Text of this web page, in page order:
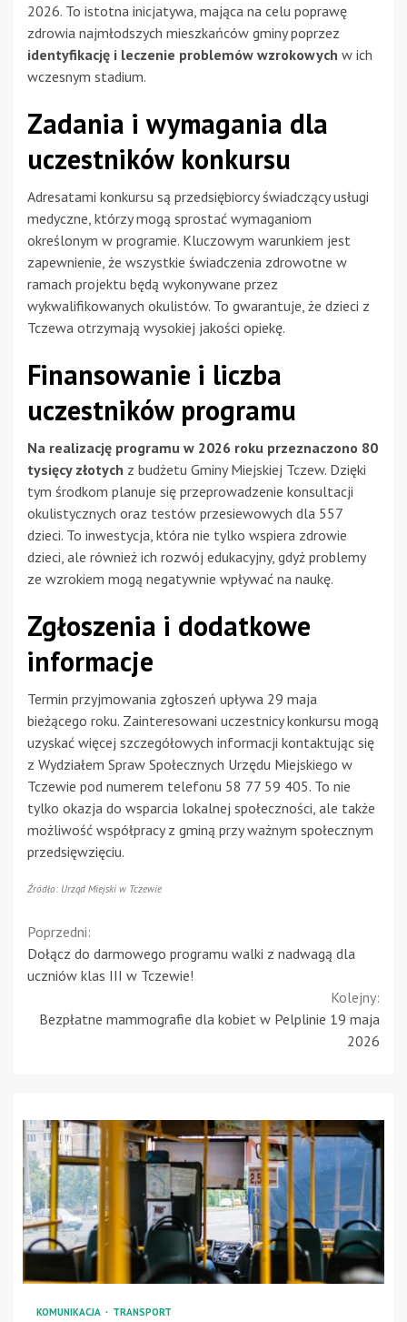
2026. To istotna inicjatywa, mająca na celu poprawę
zdrowia najmłodszych mieszkańców gminy poprzez
identyfikację i leczenie problemów wzrokowych w ich
wczesnym stadium.
Zadania i wymagania dla
uczestników konkursu
Adresatami konkursu są przedsiębiorcy świadczący usługi
medyczne, którzy mogą sprostać wymaganiom
określonym w programie. Kluczowym warunkiem jest
zapewnienie, że wszystkie świadczenia zdrowotne w
ramach projektu będą wykonywane przez
wykwalifikowanych okulistów. To gwarantuje, że dzieci z
Tczewa otrzymają wysokiej jakości opiekę.
Finansowanie i liczba
uczestników programu
Na realizację programu w 2026 roku przeznaczono 80
tysięcy złotych z budżetu Gminy Miejskiej Tczew. Dzięki
tym środkom planuje się przeprowadzenie konsultacji
okulistycznych oraz testów przesiewowych dla 557
dzieci. To inwestycja, która nie tylko wspiera zdrowie
dzieci, ale również ich rozwój edukacyjny, gdyż problemy
ze wzrokiem mogą negatywnie wpływać na naukę.
Zgłoszenia i dodatkowe
informacje
Termin przyjmowania zgłoszeń upływa 29 maja
bieżącego roku. Zainteresowani uczestnicy konkursu mogą
uzyskać więcej szczegółowych informacji kontaktując się
z Wydziałem Spraw Społecznych Urzędu Miejskiego w
Tczewie pod numerem telefonu 58 77 59 405. To nie
tylko okazja do wsparcia lokalnej społeczności, ale także
możliwość współpracy z gminą przy ważnym społecznym
przedsięwzięciu.
Źródło: Urząd Miejski w Tczewie
Continue
Reading
Poprzedni:
Dołącz do darmowego programu walki z nadwagą dla
uczniów klas III w Tczewie!
Kolejny:
Bezpłatne mammografie dla kobiet w Pelplinie 19 maja
2026
KOMUNIKACJA TRANSPORT